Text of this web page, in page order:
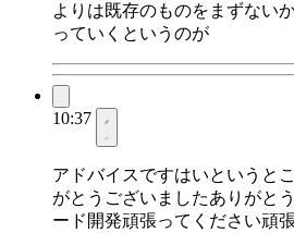
よりは既存のものをまずない
っていくというのが
10:37
アドバイスですはいというと
がとうございましたありがと
ード開発頑張ってください頑